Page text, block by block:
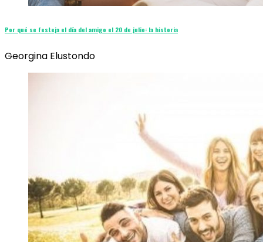
Por qué se festeja el día del amigo el 20 de julio: la historia
Georgina Elustondo